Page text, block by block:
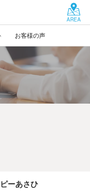
AREA
お客様の声
ーあさひ